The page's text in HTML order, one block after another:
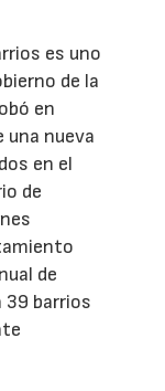
es uno
de la
en
una nueva
en el
de
de
39 barrios